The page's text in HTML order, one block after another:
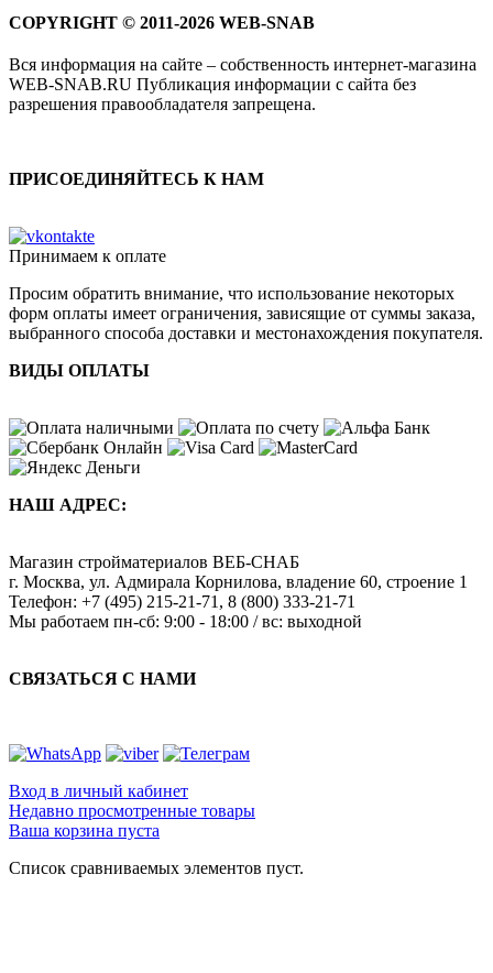
COPYRIGHT © 2011-2026 WEB-SNAB
Вся информация на сайте – собственность интернет-магазина
WEB-SNAB.RU Публикация информации с сайта без
разрешения правообладателя запрещена.
ПРИСОЕДИНЯЙТЕСЬ К НАМ
Принимаем к оплате
Просим обратить внимание, что использование некоторых
форм оплаты имеет ограничения, зависящие от суммы заказа,
выбранного способа доставки и местонахождения покупателя.
ВИДЫ ОПЛАТЫ
НАШ АДРЕС:
Магазин стройматериалов ВЕБ-СНАБ
г. Москва, ул. Адмирала Корнилова, владение 60, строение 1
Телефон: +7 (495) 215-21-71, 8 (800) 333-21-71
Мы работаем пн-сб: 9:00 - 18:00 / вс: выходной
СВЯЗАТЬСЯ С НАМИ
Вход в личный кабинет
Недавно просмотренные товары
Ваша корзина пуста
Список сравниваемых элементов пуст.